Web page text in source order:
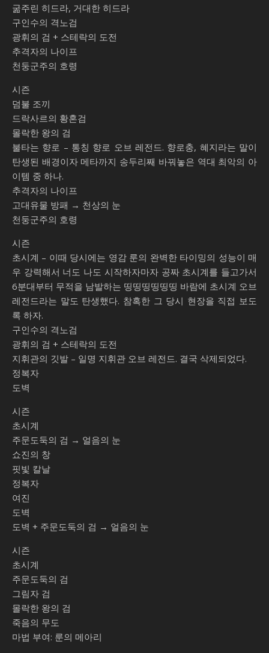
굶주린 히드라, 거대한 히드라
구인수의 격노검
광휘의 검 + 스테락의 도전
추격자의 나이프
천둥군주의 호령
시즌
덤불 조끼
드락사르의 황혼검
몰락한 왕의 검
불타는 향로 – 통칭 향로 오브 레전드. 향로충, 혜지라는 말이
탄생된 배경이자 메타까지 송두리째 바꿔놓은 역대 최악의 아
이템 중 하나.
추격자의 나이프
고대유물 방패 → 천상의 눈
천둥군주의 호령
시즌
초시계 – 이때 당시에는 영감 룬의 완벽한 타이밍의 성능이 매
우 강력해서 너도 나도 시작하자마자 공짜 초시계를 들고가서
6분대부터 무적을 남발하는 띵띵띵띵띵띵 바람에 초시계 오브
레전드라는 말도 탄생했다. 참혹한 그 당시 현장을 직접 보도
록 하자.
구인수의 격노검
광휘의 검 + 스테락의 도전
지휘관의 깃발 – 일명 지휘관 오브 레전드. 결국 삭제되었다.
정복자
도벽
시즌
초시계
주문도둑의 검 → 얼음의 눈
쇼진의 창
핏빛 칼날
정복자
여진
도벽
도벽 + 주문도둑의 검 → 얼음의 눈
시즌
초시계
주문도둑의 검
그림자 검
몰락한 왕의 검
죽음의 무도
마법 부여: 룬의 메아리